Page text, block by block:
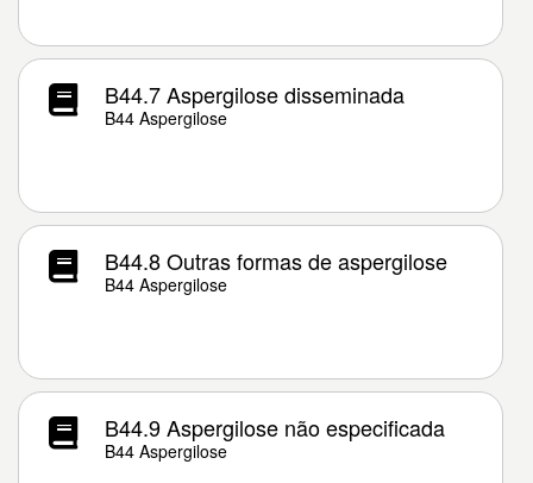
B44.7 Aspergilose disseminada
B44 Aspergilose
B44.8 Outras formas de aspergilose
B44 Aspergilose
B44.9 Aspergilose não especificada
B44 Aspergilose